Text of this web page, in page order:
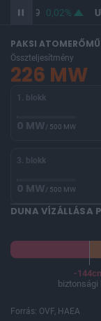
365,49 0,02%
PAKSI
Összteljesítmény
226 MW
1. blokk
0 MW/ 500 MW
3. blokk
0 MW/ 500 MW
DUNA VÍZÁLLÁSA
-
biztonsági
Forrás: OVF, HAEA